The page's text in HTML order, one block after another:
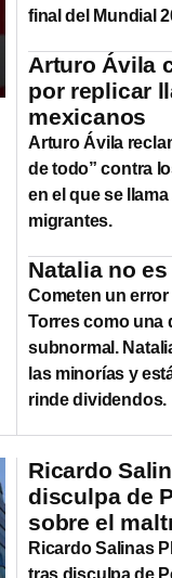
final del Mundial
Arturo Ávila
por replicar
mexicanos
Arturo Ávila
de todo” contra
en el que se
migrantes.
Natalia no
Cometen un
Torres como una
subnormal.
las minorías y
rinde dividendos.
Ricardo
disculpa de
sobre el
Ricardo Salinas
tras disculpa de